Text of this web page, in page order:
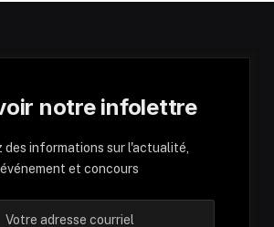
notre infolettre
des informations sur l'actualité,
événement et concours